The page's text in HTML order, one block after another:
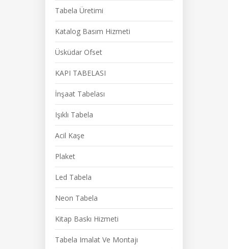
Tabela Üretimi
Katalog Basım Hizmeti
Üsküdar Ofset
KAPI TABELASI
İnşaat Tabelası
Işıklı Tabela
Acil Kaşe
Plaket
Led Tabela
Neon Tabela
Kitap Baskı Hizmeti
Tabela Imalat Ve Montajı